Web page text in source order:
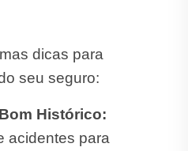
dicas para
seu seguro:
Histórico:
acidentes para